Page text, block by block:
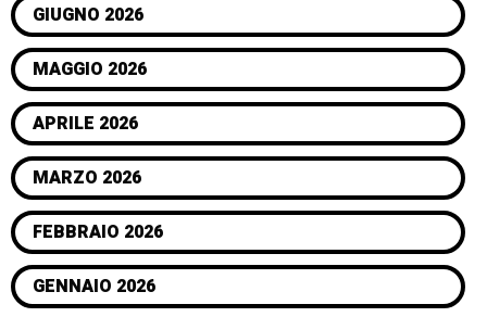
GIUGNO 2026
MAGGIO 2026
APRILE 2026
MARZO 2026
FEBBRAIO 2026
GENNAIO 2026